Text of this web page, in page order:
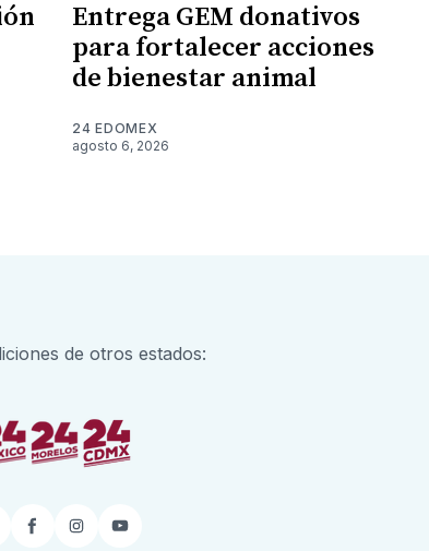
Entrega GEM donativos
para fortalecer acciones
de bienestar animal
24 EDOMEX
agosto 6, 2026
de otros estados:
Facebook
InstagramYouTube